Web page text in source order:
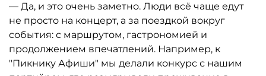
— Да, и это очень заметно. Люди всё чаще едут
не просто на концерт, а за поездкой вокруг
события: с маршрутом, гастрономией и
продолжением впечатлений. Например, к
"Пикнику Афиши" мы делали конкурс с нашим